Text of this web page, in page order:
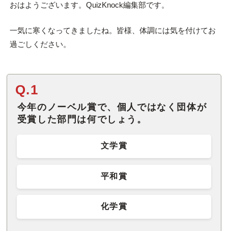
おはようございます。QuizKnock編集部です。
一気に寒くなってきましたね。皆様、体調には気を付けてお
過ごしください。
Q.1
今年のノーベル賞で、個人ではなく団体が
受賞した部門は何でしょう。
文学賞
平和賞
化学賞